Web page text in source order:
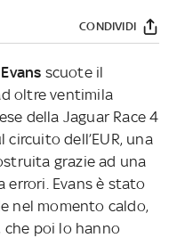
CONDIVIDI
scuote il
oltre ventimila
della Jaguar Race 4
dell’EUR, una
grazie ad una
errori. Evans è stato
nel momento caldo,
, che poi lo hanno